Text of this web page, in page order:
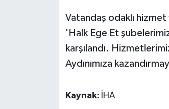
Vatandaş odaklı hizmet
'Halk Ege Et
karşılandı.
Aydınımıza
Kaynak: İHA